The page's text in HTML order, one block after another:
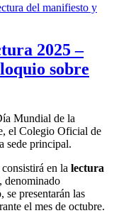
2025 –
sobre
Mundial de la
el Colegio Oficial de
sede principal.
en la lectura
denominado
se presentarán las
el mes de octubre.